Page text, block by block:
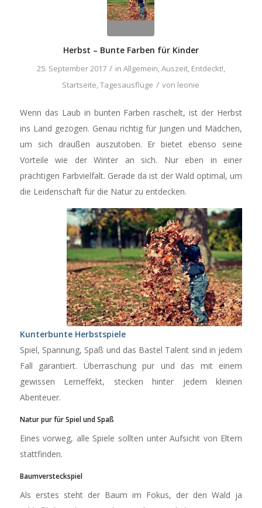
Herbst – Bunte Farben für Kinder
25. September 2017 / in Allgemein,Auszeit, Entdeckt!,
Startseite,Tagesausflüge / von leonie
Wenn das Laub in bunten Farben raschelt, ist der Herbst
ins Land gezogen. Genau richtig für Jungen und Mädchen,
um sich draußen auszutoben. Er bietet ebenso seine
Vorteile wie der Winter an sich. Nur eben in einer
prächtigen Farbvielfalt. Gerade da ist der Wald optimal, um
die Leidenschaft für die Natur zu entdecken.
Kunterbunte Herbstspiele
Spiel, Spannung, Spaß und das Bastel Talent sind in jedem
Fall garantiert. Überraschung pur und das mit einem
gewissen Lerneffekt, stecken hinter jedem kleinen
Abenteuer.
Natur pur für Spiel und Spaß
Eines vorweg, alle Spiele sollten unter Aufsicht von Eltern
stattfinden.
Baumversteckspiel
Als erstes steht der Baum im Fokus, der den Wald ja